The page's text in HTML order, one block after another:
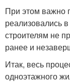
При этом важно
реализовались
строителям не
ранее и
Итак, весь
одноэтажного